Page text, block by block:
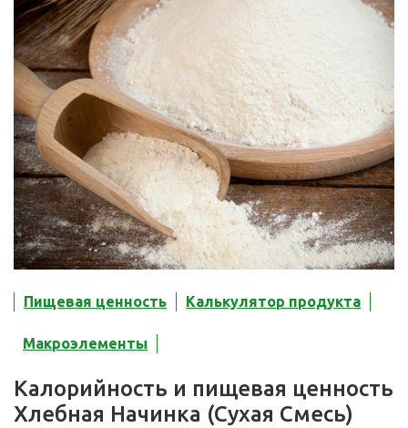
Пищевая ценность Калькулятор продукта
Макроэлементы
Калорийность и пищевая ценность
Хлебная Начинка (Сухая Смесь)